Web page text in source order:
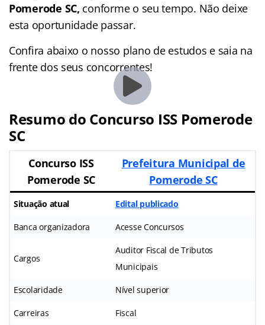
Pomerode SC, conforme o seu tempo. Não deixe
esta oportunidade passar.
Confira abaixo o nosso plano de estudos e saia na
frente dos seus concorrentes!
Resumo do Concurso ISS Pomerode
SC
Concurso ISS
Pomerode SC
Prefeitura Municipal de
Pomerode SC
Situação atual Edital publicado
Banca organizadora Acesse Concursos
Cargos
Auditor Fiscal de Tributos
Municipais
Escolaridade Nível superior
Carreiras Fiscal